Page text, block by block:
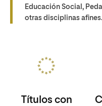
Educación Social,
otras disciplinas afines.
Títulos con